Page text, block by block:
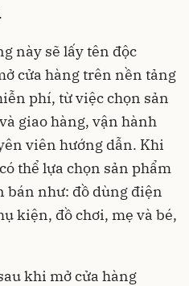
này sẽ lấy tên độc
cửa hàng trên nền tảng
phí, từ việc chọn sản
giao hàng, vận hành
viên hướng dẫn. Khi
thể lựa chọn sản phẩm
bán như: đồ dùng điện
kiện, đồ chơi, mẹ và bé,
khi mở cửa hàng